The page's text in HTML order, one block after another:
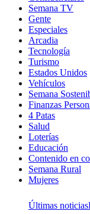
Semana TV
Gente
Especiales
Arcadia
Tecnología
Turismo
Estados Unidos
Vehículos
Semana
Finanzas
4 Patas
Salud
Loterías
Educación
Contenido en
Semana Rural
Mujeres
Últimas noticias